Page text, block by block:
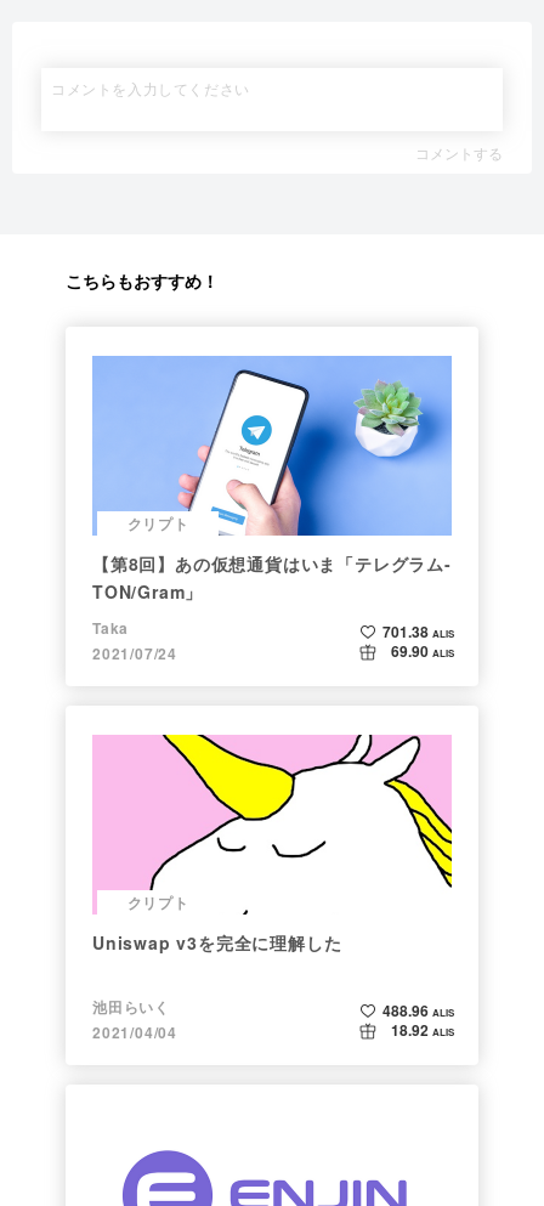
コメントする
こちらもおすすめ！
クリプト
【第8回】あの仮想通貨はいま「テレグラム-
TON/Gram」
Taka
2021/07/24
701.38 ALIS
69.90 ALIS
クリプト
Uniswap v3を完全に理解した
池田らいく
2021/04/04
488.96 ALIS
18.92 ALIS